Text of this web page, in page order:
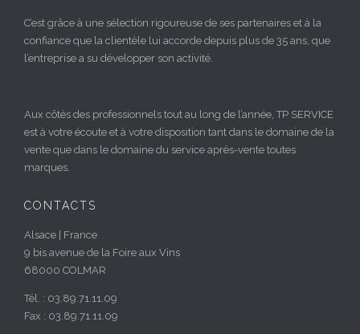
C’est grâce à une sélection rigoureuse de ses partenaires et à la
confiance que la clientèle lui accorde depuis plus de 35 ans, que
l’entreprise a su développer son activité.
Aux côtés des professionnels tout au long de l’année, TP SERVICE
est à votre écoute et à votre disposition tant dans le domaine de la
vente que dans le domaine du service après-vente toutes
marques.
CONTACTS
Alsace | France
9 bis avenue de la Foire aux Vins
68000 COLMAR
Tél. : 03.89.71.11.09
Fax : 03.89.71.11.09